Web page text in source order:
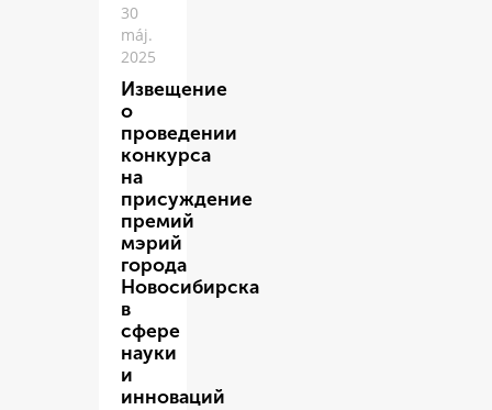
30
máj.
2025
Извещение
о
проведении
конкурса
на
присуждение
премий
мэрий
города
Новосибирска
в
сфере
науки
и
инноваций